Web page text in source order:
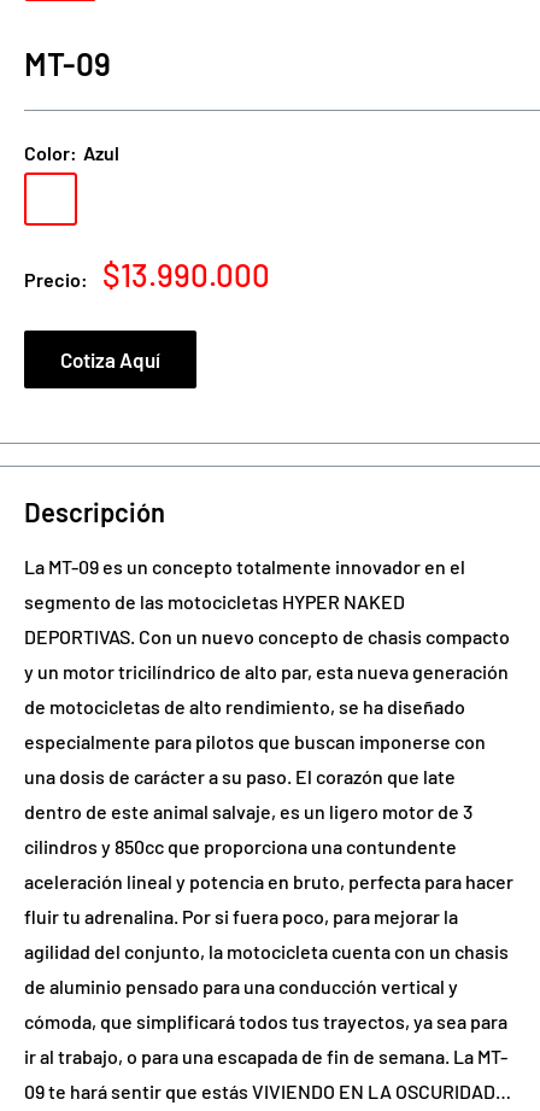
MT-09
Color: Azul
Precio:
Precio
venta
$13.990.000
Cotiza Aquí
Descripción
La MT-09 es un concepto totalmente innovador en el
segmento de las motocicletas HYPER NAKED
DEPORTIVAS. Con un nuevo concepto de chasis compacto
y un motor tricilíndrico de alto par, esta nueva generación
de motocicletas de alto rendimiento, se ha diseñado
especialmente para pilotos que buscan imponerse con
una dosis de carácter a su paso. El corazón que late
dentro de este animal salvaje, es un ligero motor de 3
cilindros y 850cc que proporciona una contundente
aceleración lineal y potencia en bruto, perfecta para hacer
fluir tu adrenalina. Por si fuera poco, para mejorar la
agilidad del conjunto, la motocicleta cuenta con un chasis
de aluminio pensado para una conducción vertical y
cómoda, que simplificará todos tus trayectos, ya sea para
ir al trabajo, o para una escapada de fin de semana. La MT-
09 te hará sentir que estás VIVIENDO EN LA OSCURIDAD…